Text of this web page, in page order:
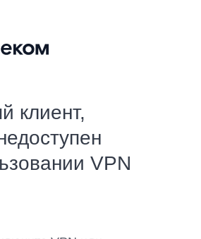
клиент,
VPN